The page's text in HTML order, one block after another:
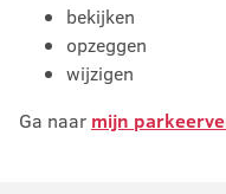
bekijken
opzeggen
wijzigen
Ga naar mijn